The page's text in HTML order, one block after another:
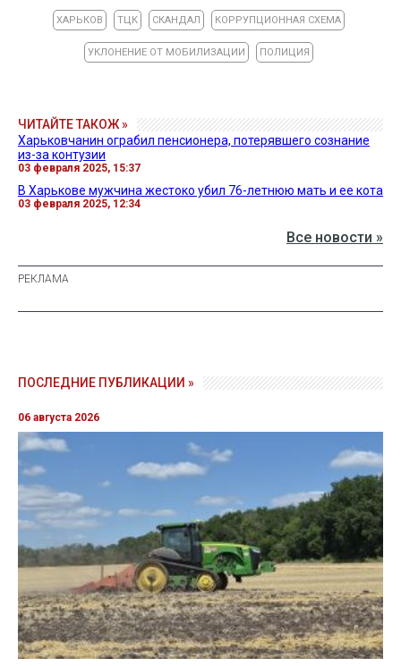
ХАРЬКОВ ТЦК СКАНДАЛ КОРРУПЦИОННАЯ СХЕМА
УКЛОНЕНИЕ ОТ МОБИЛИЗАЦИИ ПОЛИЦИЯ
ЧИТАЙТЕ ТАКОЖ »
Харьковчанин ограбил пенсионера, потерявшего сознание
из-за контузии
03 февраля 2025, 15:37
В Харькове мужчина жестоко убил 76-летнюю мать и ее кота
03 февраля 2025, 12:34
Все новости »
ПОСЛЕДНИЕ ПУБЛИКАЦИИ »
06 августа 2026